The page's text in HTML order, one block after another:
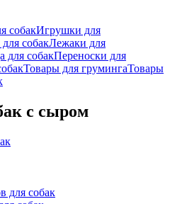
собакИгрушки для
собакЛежаки для
для собакПереноски для
Товары для грумингаТовары
с сыром